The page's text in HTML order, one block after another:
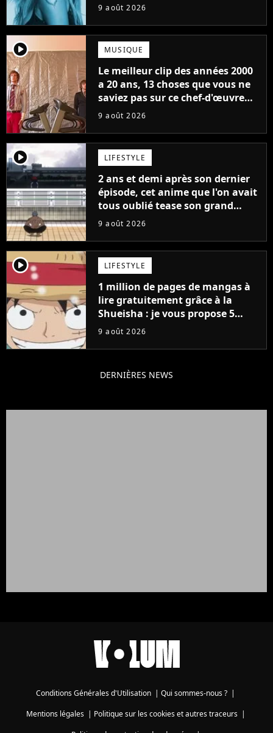
9 août 2026
player2 MUSIQUE
Le meilleur clip des années 2000
a 20 ans, 13 choses que vous ne
saviez pas sur ce chef-d'œuvre
qui a révolutionné YouTube
9 août 2026
player2 LIFESTYLE
2 ans et demi après son dernier
épisode, cet anime que l'on avait
tous oublié tease son grand
retour
9 août 2026
player2 LIFESTYLE
1 million de pages de mangas à
lire gratuitement grâce à la
Shueisha : je vous propose 5
mangas jamais sortis en France
9 août 2026
DERNIÈRES NEWS
Conditions Générales d'Utilisation | Qui sommes-nous ? |
Mentions légales| Politique sur les cookies et autres traceurs|